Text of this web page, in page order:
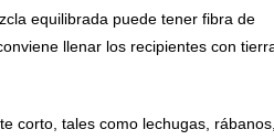
equilibrada puede tener fibra de
llenar los recipientes con
corto, tales como lechugas,